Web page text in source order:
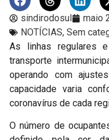
sindirodosul
maio
NOTÍCIAS, Sem
As linhas regulares
transporte
operando com
capacidade varia
coronavírus de cada
O número de